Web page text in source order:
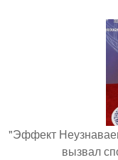
"Эффект
вызвал